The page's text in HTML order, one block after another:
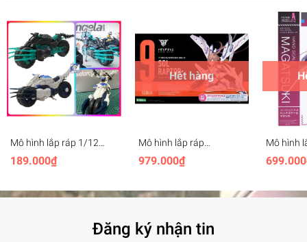
Mô hình lắp ráp 1/12
Motorcycle Monomer
Machine Girl
189.000₫
Hết hàng
Mô hình lắp ráp
Kotobukiya SOL Raptor
Megami Device 9 KP475
979.000₫
Mô hình
Đăng ký nhận tin